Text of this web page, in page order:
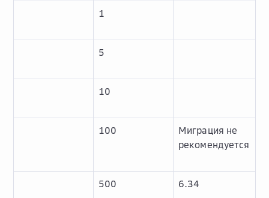
1
5
10
100
Миграция не
рекомендуется
500 6.34